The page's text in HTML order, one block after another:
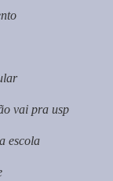
vai pra usp
escola